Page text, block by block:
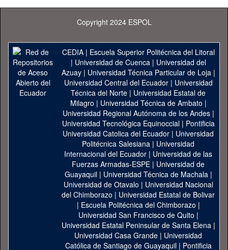
Copyright 2024 ESPOL
CEDIA| Escuela Superior Politécnica del Litoral
| Universidad de Cuenca| Universidad del
Azuay| Universidad Técnica Particular de Loja|
Universidad Central del Ecuador| Universidad
Técnica del Norte | Universidad Estatal de
Milagro | Universidad Técnica de Ambato |
Universidad Regional Autónoma de los Andes|
Universidad Tecnológica Equinoccial| Pontificia
Universidad Catolica del Ecuador | Universidad
Politécnica Salesiana | Universidad
Internacional del Ecuador | Universidad de las
Fuerzas Armadas-ESPE | Universidad de
Guayaquil| Universidad Técnica de Machala|
Universidad de Otavalo | Universidad Nacional
del Chimborazo | Universidad Estatal de Bolivar
| Escuela Politécnica del Chimborazo |
Universidad San Francisco de Quito |
Universidad Estatal Peninsular de Santa Elena|
Universidad Casa Grande | Universidad
Católica de Santiago de Guayaquil| Pontificia